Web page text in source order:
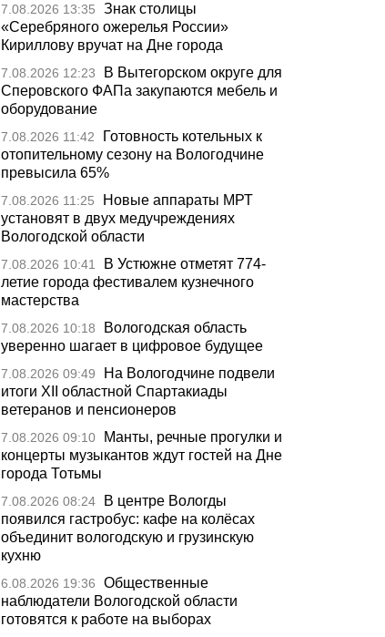
7.08.2026 13:35
Знак столицы
«Серебряного ожерелья России»
Кириллову вручат на Дне города
7.08.2026 12:23
В Вытегорском округе для
Сперовского ФАПа закупаются мебель и
оборудование
7.08.2026 11:42
Готовность котельных к
отопительному сезону на Вологодчине
превысила 65%
7.08.2026 11:25
Новые аппараты МРТ
установят в двух медучреждениях
Вологодской области
7.08.2026 10:41
В Устюжне отметят 774-
летие города фестивалем кузнечного
мастерства
7.08.2026 10:18
Вологодская область
уверенно шагает в цифровое будущее
7.08.2026 09:49
На Вологодчине подвели
итоги XII областной Спартакиады
ветеранов и пенсионеров
7.08.2026 09:10
Манты, речные прогулки и
концерты музыкантов ждут гостей на Дне
города Тотьмы
7.08.2026 08:24
В центре Вологды
появился гастробус: кафе на колёсах
объединит вологодскую и грузинскую
кухню
6.08.2026 19:36
Общественные
наблюдатели Вологодской области
готовятся к работе на выборах